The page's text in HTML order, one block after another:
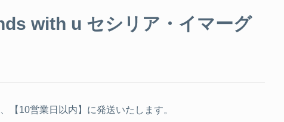
with u セシリア・イマーグ
【10営業日以内】に発送いたします。